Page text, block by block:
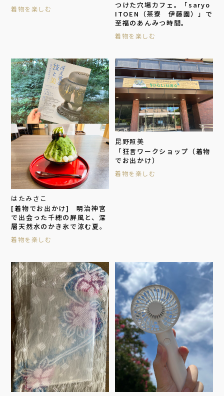
着物を楽しむ
つけた穴場カフェ。「saryo
ITOEN（茶寮 伊藤園）」で
至福のあんみつ時間。
着物を楽しむ
はたみさこ
[着物でお出かけ] 明治神宮
で出会った千總の屏風と、深
層天然水のかき氷で涼む夏。
着物を楽しむ
昆野照美
「狂言ワークショップ（着物
でお出かけ）
着物を楽しむ